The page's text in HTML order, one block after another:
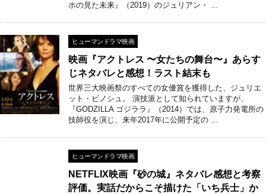
ホの見た未来』（2019）のジュリアン・ …
ヒューマンドラマ映画
映画『アクトレス 〜女たちの舞台〜』あらす
じネタバレと感想！ラスト結末も
世界三大映画祭のすべての女優賞を獲得した、ジュリエ
ット・ビノシュ。 演技派として知られていますが、
『GODZILLA ゴジララ』（2014）では、原子力発電所の
技師役を演じ、来年2017年に公開予定の …
ヒューマンドラマ映画
NETFLIX映画『砂の城』ネタバレ感想と考察
評価。実話だからこそ描けた「いち兵士」か